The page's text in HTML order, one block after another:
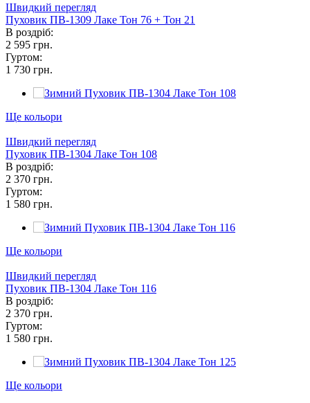
Швидкий перегляд
Пуховик ПВ-1309 Лаке Тон 76 + Тон 21
В роздріб:
2 595 грн.
Гуртом:
1 730 грн.
Ще кольори
Швидкий перегляд
Пуховик ПВ-1304 Лаке Тон 108
В роздріб:
2 370 грн.
Гуртом:
1 580 грн.
Ще кольори
Швидкий перегляд
Пуховик ПВ-1304 Лаке Тон 116
В роздріб:
2 370 грн.
Гуртом:
1 580 грн.
Ще кольори